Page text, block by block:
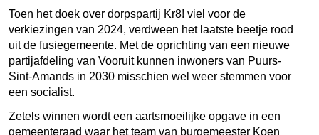
Toen het doek over dorpspartij Kr8! viel voor de
verkiezingen van 2024, verdween het laatste beetje rood
uit de fusiegemeente. Met de oprichting van een nieuwe
partijafdeling van Vooruit kunnen inwoners van Puurs-
Sint-Amands in 2030 misschien wel weer stemmen voor
een socialist.
Zetels winnen wordt een aartsmoeilijke opgave in een
gemeenteraad waar het team van burgemeester Koen